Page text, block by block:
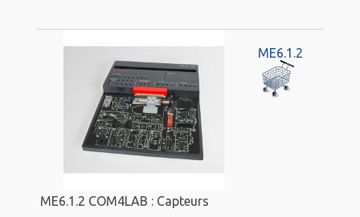
ME6.1.2
ME6.1.2 COM4LAB : Capteurs